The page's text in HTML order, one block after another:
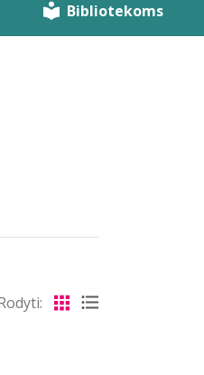
Bibliotekoms